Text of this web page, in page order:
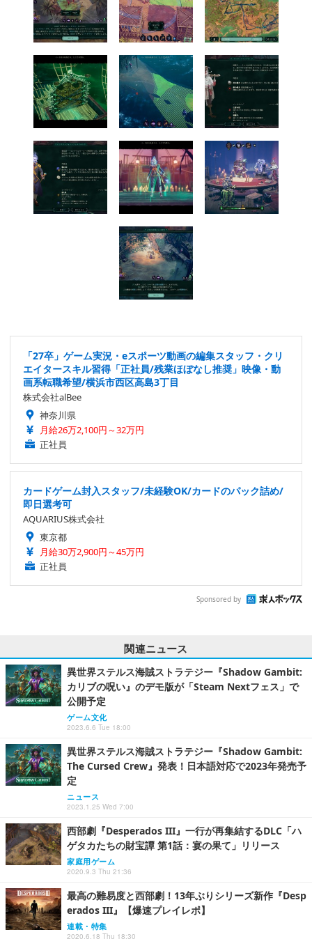
「27卒」ゲーム実況・eスポーツ動画の編集スタッフ・クリ
エイタースキル習得「正社員/残業ほぼなし推奨」映像・動
画系転職希望/横浜市西区高島3丁目
株式会社alBee
神奈川県
月給26万2,100円～32万円
正社員
カードゲーム封入スタッフ/未経験OK/カードのパック詰め/
即日選考可
AQUARIUS株式会社
東京都
月給30万2,900円～45万円
正社員
Sponsored by
関連ニュース
異世界ステルス海賊ストラテジー『Shadow Gambit:
カリブの呪い』のデモ版が「Steam Nextフェス」で
公開予定
ゲーム文化
2023.6.6 Tue 18:00
異世界ステルス海賊ストラテジー『Shadow Gambit:
The Cursed Crew』発表！日本語対応で2023年発売予
定
ニュース
2023.1.25 Wed 7:00
西部劇『Desperados III』一行が再集結するDLC「ハ
ゲタカたちの財宝譚 第1話：宴の果て」リリース
家庭用ゲーム
2020.9.3 Thu 21:36
最高の難易度と西部劇！13年ぶりシリーズ新作『Desp
erados III』【爆速プレイレポ】
連載・特集
2020.6.18 Thu 18:30